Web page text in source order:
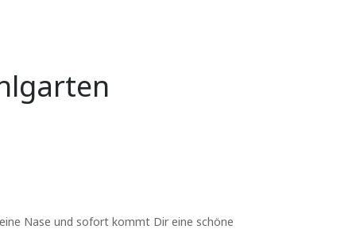
Nase und sofort kommt Dir eine schöne